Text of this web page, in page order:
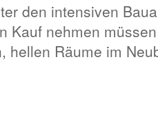
den intensiven
Kauf nehmen
hellen Räume im